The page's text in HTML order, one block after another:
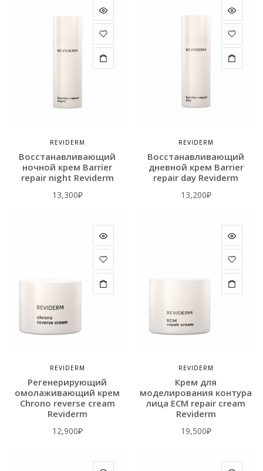
REVIDERM
Восстанавливающий
ночной крем Barrier
repair night Reviderm
13,300₽
REVIDERM
Восстанавливающий
дневной крем Barrier
repair day Reviderm
13,200₽
REVIDERM
Регенерирующий
омолаживающий крем
Сhrono reverse cream
Reviderm
12,900₽
REVIDERM
Крем для
моделирования контура
лица ECM repair cream
Reviderm
19,500₽